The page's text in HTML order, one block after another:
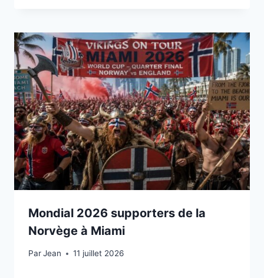
Mondial 2026 supporters de la
Norvège à Miami
ParJean
11 juillet 202611 juillet 2026